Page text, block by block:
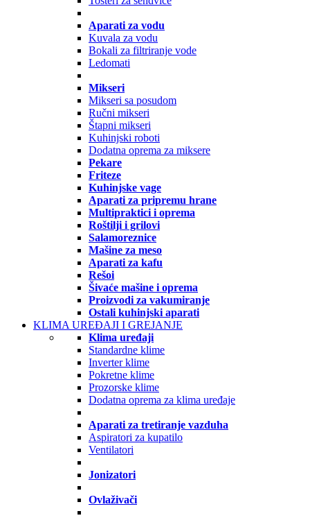
Aparati za vodu
Kuvala za vodu
Bokali za filtriranje vode
Ledomati
Mikseri
Mikseri sa posudom
Ručni mikseri
Štapni mikseri
Kuhinjski roboti
Dodatna oprema za miksere
Pekare
Friteze
Kuhinjske vage
Aparati za pripremu hrane
Multipraktici i oprema
Roštilji i grilovi
Salamoreznice
Mašine za meso
Aparati za kafu
Rešoi
Šivaće mašine i oprema
Proizvodi za vakumiranje
Ostali kuhinjski aparati
KLIMA UREĐAJI I GREJANJE
Klima uređaji
Standardne klime
Inverter klime
Pokretne klime
Prozorske klime
Dodatna oprema za klima uređaje
Aparati za tretiranje vazduha
Aspiratori za kupatilo
Ventilatori
Jonizatori
Ovlaživači